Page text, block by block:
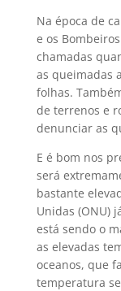
Na época de
e os
chamadas
as queimadas
folhas.
de terrenos e
denunciar as
E é bom nos
será
bastante
Unidas (ONU)
está sendo o
as elevadas
oceanos, que
temperatura